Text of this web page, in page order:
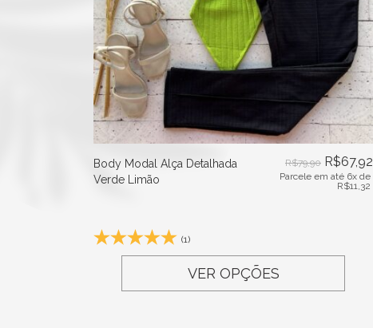
Body Modal Alça Detalhada
Verde Limão
R$79,90 R$67,92
Parcele em até 6x de
R$11,32
(1)
VER OPÇÕES